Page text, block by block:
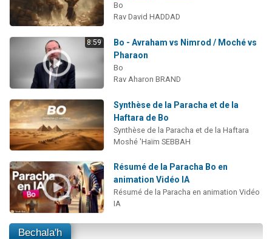
Bo
Rav David HADDAD
8:59
Bo - Avraham vs Nimrod / Moché vs
Pharaon
Bo
Rav Aharon BRAND
Synthèse de la Paracha et de la
Haftara de Bo
Synthèse de la Paracha et de la Haftara
Moshé 'Haïm SEBBAH
Résumé de la Paracha Bo en
animation Vidéo IA
Résumé de la Paracha en animation Vidéo
IA
Bechala'h